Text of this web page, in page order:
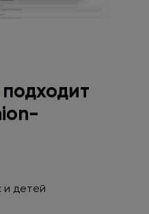
подходит
и детей